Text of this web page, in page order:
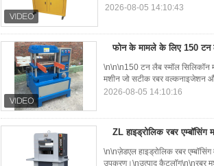
2026-08-05 14:10:43
फोन के मामले के लिए 150 टन
\n\n\n150 टन लैब स्मॉल सिलिकॉन
मशीन जो सटीक रबर वल्कनाइजेशन
2026-08-05 14:10:16
ZL हाइड्रोलिक रबर
\n\nज़ेडएल हाइड्रोलिक रबर
उपकरण।\nउत्पाद कैटलॉग\n\nरबर